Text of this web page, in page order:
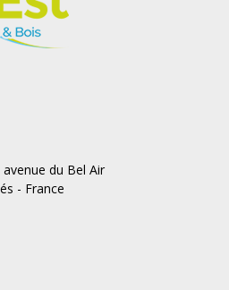
du Bel Air
- France